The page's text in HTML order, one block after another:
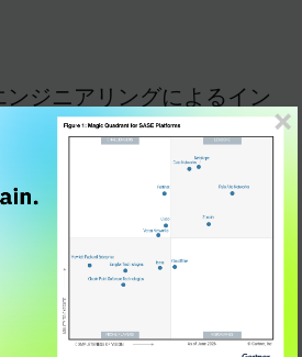
ンジニアリングによるイン
ックボーン
トラフィックフローを最適化す
の状況を継続的に評価するトラフ
グされたバックボーンを活用して
の決定は、アプリケーションごと
選択されるように、レイテンシ
ポリシーなど、何百もの属性を考
ロジーは、プライベート・アプリ
リケーションの両方のバックボー